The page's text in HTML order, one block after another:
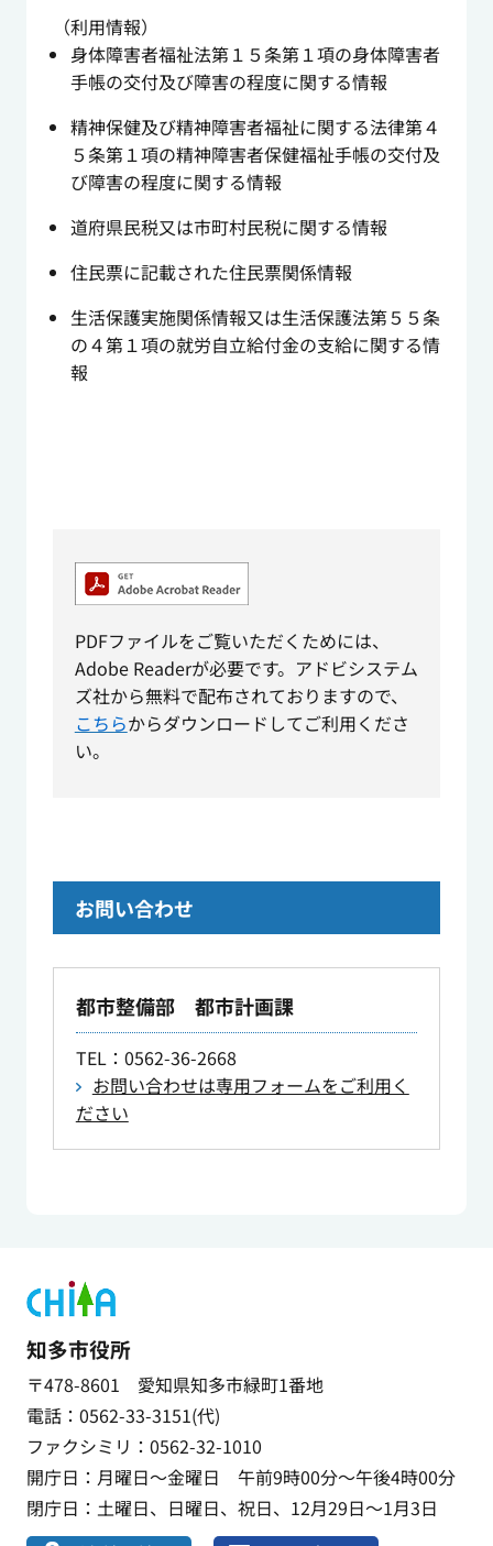
（利用情報）
身体障害者福祉法第１５条第１項の身体障害者
手帳の交付及び障害の程度に関する情報
精神保健及び精神障害者福祉に関する法律第４
５条第１項の精神障害者保健福祉手帳の交付及
び障害の程度に関する情報
道府県民税又は市町村民税に関する情報
住民票に記載された住民票関係情報
生活保護実施関係情報又は生活保護法第５５条
の４第１項の就労自立給付金の支給に関する情
報
PDFファイルをご覧いただくためには、
Adobe Readerが必要です。アドビシステム
ズ社から無料で配布されておりますので、
こちらからダウンロードしてご利用くださ
い。
お問い合わせ
都市整備部 都市計画課
TEL：0562-36-2668
お問い合わせは専用フォームをご利用く
ださい
知多市役所
〒478-8601 愛知県知多市緑町1番地
電話：0562-33-3151(代)
ファクシミリ：0562-32-1010
開庁日：月曜日～金曜日 午前9時00分～午後4時00分
閉庁日：土曜日、日曜日、祝日、12月29日～1月3日